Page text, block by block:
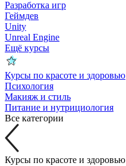
Разработка игр
Геймдев
Unity
Unreal Engine
Ещё курсы
Курсы по красоте и здоровью
Психология
Макияж и стиль
Питание и нутрициология
Все категории
Курсы по красоте и здоровью